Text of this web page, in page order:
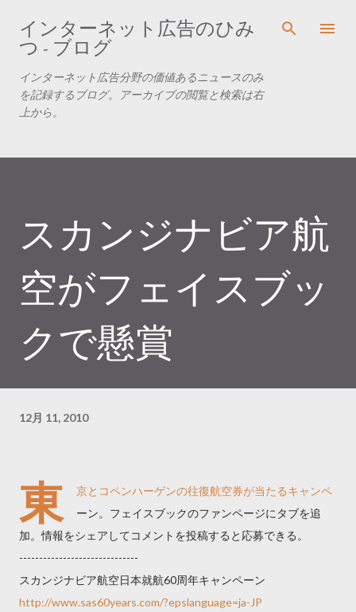
スキップしてメイン コンテンツに移動
インターネット広告のひみ
つ - ブログ
インターネット広告分野の価値あるニュースのみ
を記録するブログ。アーカイブの閲覧と検索は右
上から。
スカンジナビア航
空がフェイスブッ
クで懸賞
12月 11, 2010
東
京とコペンハーゲンの往復航空券が当たるキャンペ
ーン。フェイスブックのファンページにタブを追
加。情報をシェアしてコメントを投稿すると応募できる。
------------------------------
スカンジナビア航空日本就航60周年キャンペーン
http://www.sas60years.com/?epslanguage=ja-JP